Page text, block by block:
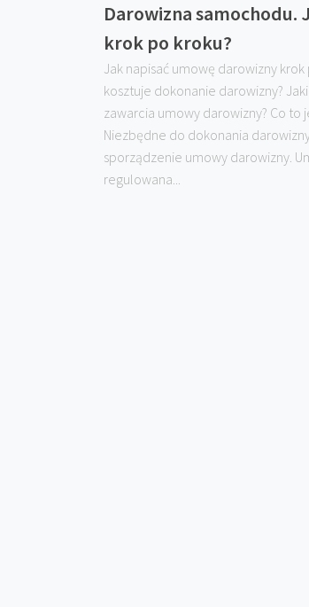
Darowizna samochodu.
krok po kroku?
Jak napisać umowę darowizny krok
kosztuje dokonanie darowizny?
zawarcia umowy darowizny? Co to
Niezbędne do dokonania
sporządzenie umowy darowizny.
regulowana...